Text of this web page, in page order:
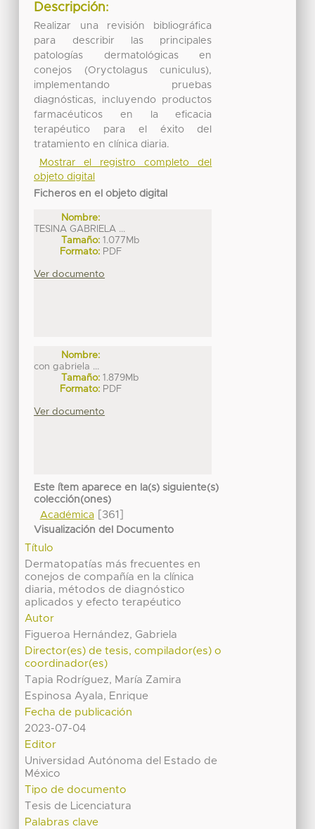
Descripción:
Realizar una revisión bibliográfica
para describir las principales
patologías dermatológicas en
conejos (Oryctolagus cuniculus),
implementando pruebas
diagnósticas, incluyendo productos
farmacéuticos en la eficacia
terapéutico para el éxito del
tratamiento en clínica diaria.
Mostrar el registro completo del
objeto digital
Ficheros en el objeto digital
Nombre:
TESINA GABRIELA ...
Tamaño: 1.077Mb
Formato: PDF
Ver documento
Nombre:
con gabriela ...
Tamaño: 1.879Mb
Formato: PDF
Ver documento
Este ítem aparece en la(s) siguiente(s)
colección(ones)
Académica[361]
Visualización del Documento
Título
Dermatopatías más frecuentes en
conejos de compañía en la clínica
diaria, métodos de diagnóstico
aplicados y efecto terapéutico
Autor
Figueroa Hernández, Gabriela
Director(es) de tesis, compilador(es) o
coordinador(es)
Tapia Rodríguez, María Zamira
Espinosa Ayala, Enrique
Fecha de publicación
2023-07-04
Editor
Universidad Autónoma del Estado de
México
Tipo de documento
Tesis de Licenciatura
Palabras clave